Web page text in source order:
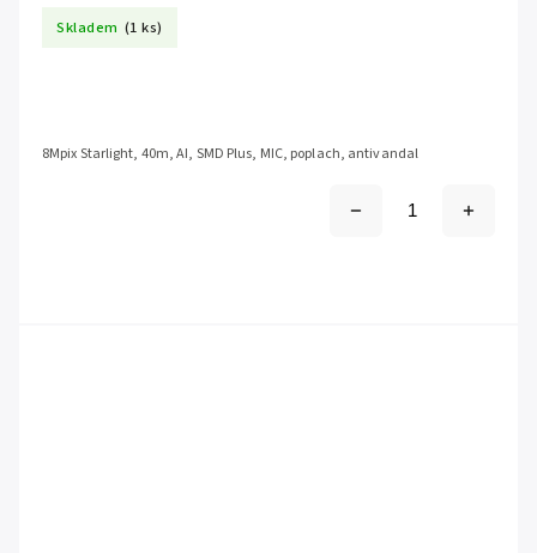
Skladem (1 ks)
8Mpix Starlight, 40m, AI, SMD Plus, MIC, poplach, antivandal